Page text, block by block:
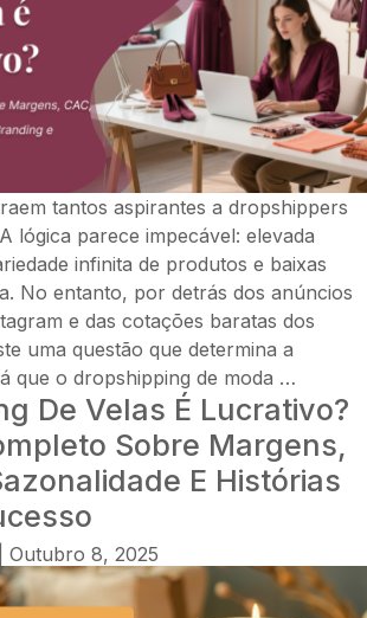
sobre
redes
sociais
e
de
lucro
no
mundo
tantos aspirantes a dropshippers
lógica parece impecável: elevada
infinita de produtos e baixas
No entanto, por detrás dos anúncios
e das cotações baratas dos
uma questão que determina a
que o dropshipping de moda …
Moda
é
Guia
De Velas É Lucrativo?
Sobre Margens,
E Histórias
Outubro 8, 2025